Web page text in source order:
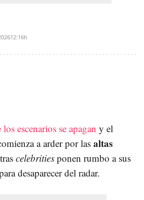
12:16h
escenarios se apagan y el
a arder por las altas
celebrities ponen rumbo a sus
desaparecer del radar.